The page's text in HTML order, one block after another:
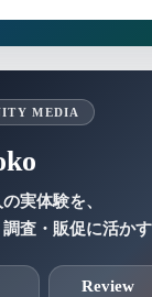
MEDIA
実体験を、
調査・販促に活かす
Review